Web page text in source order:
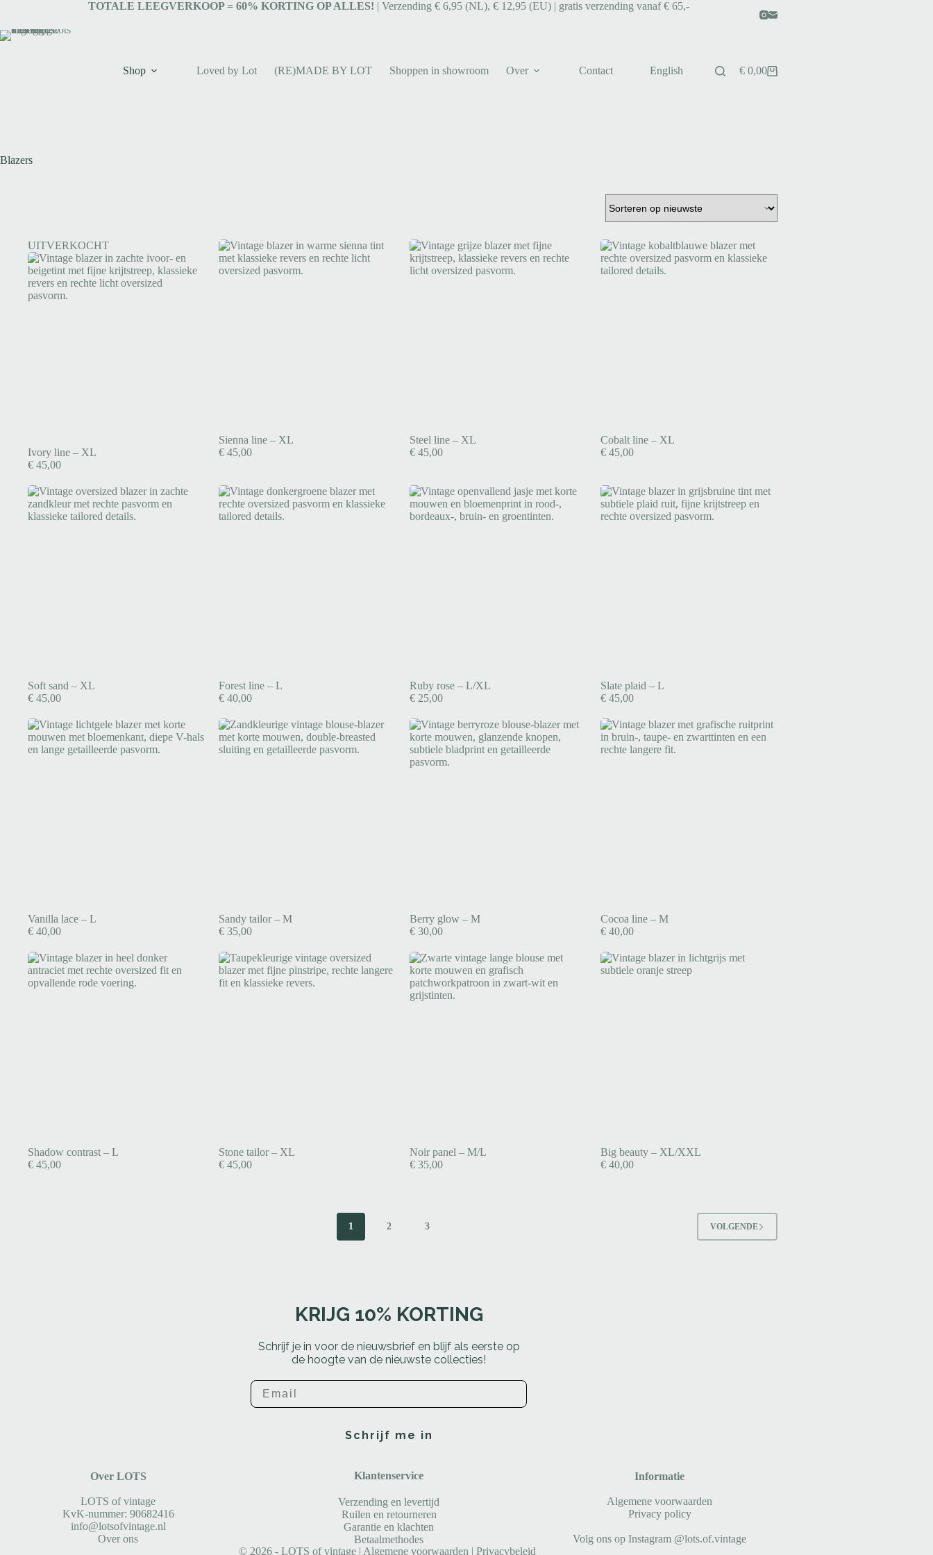
TOTALE LEEGVERKOOP = 60% KORTING OP ALLES! | Verzending € 6,95 (NL), € 12,95 (EU) | gratis verzending vanaf € 65,-
Shop Loved by Lot (RE)MADE BY LOT Shoppen in showroom Over Contact English € 0,00
Blazers
UITVERKOCHT
Ivory line – XL
€ 45,00
Sienna line – XL
€ 45,00
Steel line – XL
€ 45,00
Cobalt line – XL
€ 45,00
Soft sand – XL
€ 45,00
Forest line – L
€ 40,00
Ruby rose – L/XL
€ 25,00
Slate plaid – L
€ 45,00
Vanilla lace – L
€ 40,00
Sandy tailor – M
€ 35,00
Berry glow – M
€ 30,00
Cocoa line – M
€ 40,00
Shadow contrast – L
€ 45,00
Stone tailor – XL
€ 45,00
Noir panel – M/L
€ 35,00
Big beauty – XL/XXL
€ 40,00
1 2 3 VOLGENDE
KRIJG 10% KORTING
Schrijf je in voor de nieuwsbrief en blijf als eerste op
de hoogte van de nieuwste collecties!
Email
Schrijf me in
Over LOTS
LOTS of vintage
KvK-nummer: 90682416
info@lotsofvintage.nl
Over ons
Klantenservice
Verzending en levertijd
Ruilen en retourneren
Garantie en klachten
Betaalmethodes
Informatie
Algemene voorwaarden
Privacy policy
Volg ons op Instagram @lots.of.vintage
© 2026 - LOTS of vintage | Algemene voorwaarden | Privacybeleid